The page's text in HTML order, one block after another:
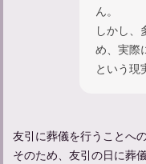
忌中やってはいけないこ
適切な遺体管理のポイン
精進落としでの献杯の挨
ん。
しかし、
め、実際
という現
友引に葬儀を行うことへ
そのため、友引の日に葬